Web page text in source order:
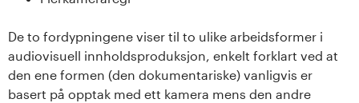
De to fordypningene viser til to ulike arbeidsformer i
audiovisuell innholdsproduksjon, enkelt forklart ved at
den ene formen (den dokumentariske) vanligvis er
basert på opptak med ett kamera mens den andre